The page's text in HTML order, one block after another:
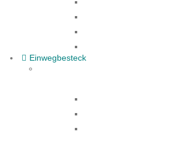
Einwegbesteck